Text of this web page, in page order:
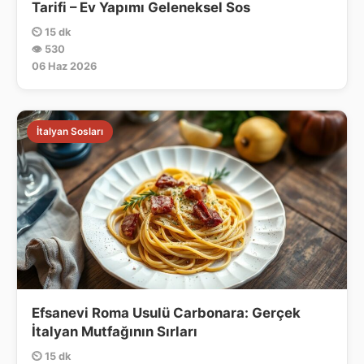
Tarifi – Ev Yapımı Geleneksel Sos
⏲ 15 dk
👁 530
06 Haz 2026
İtalyan Sosları
Efsanevi Roma Usulü Carbonara: Gerçek
İtalyan Mutfağının Sırları
⏲ 15 dk